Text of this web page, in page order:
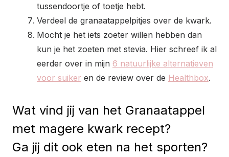
tussendoortje of toetje hebt.
Verdeel de granaatappelpitjes over de kwark.
Mocht je het iets zoeter willen hebben dan
kun je het zoeten met stevia. Hier schreef ik al
eerder over in mijn 6 natuurlijke alternatieven
voor suiker en de review over de Healthbox.
Wat vind jij van het Granaatappel
met magere kwark recept?
Ga jij dit ook eten na het sporten?